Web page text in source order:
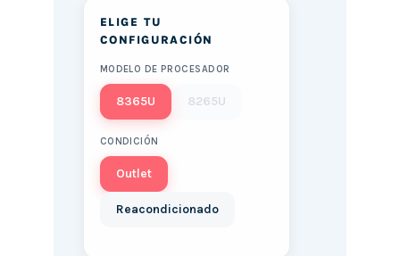
ELIGE TU
CONFIGURACIÓN
MODELO DE PROCESADOR
8365U 8265U
CONDICIÓN
Outlet
Reacondicionado